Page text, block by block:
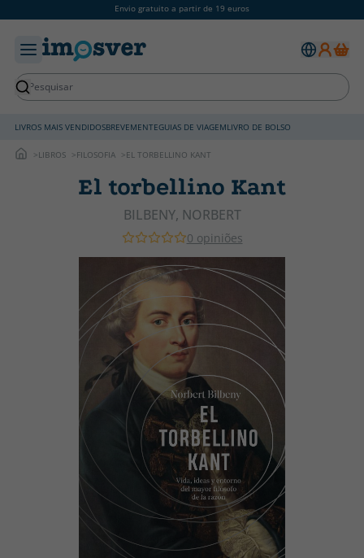
Envio gratuito a partir de 19 euros
LIVROS MAIS VENDIDOSBREVEMENTEGUIAS DE VIAGEMLIVRO DE BOLSO
LIBROS FILOSOFIA EL TORBELLINO KANT
El torbellino Kant
BILBENY, NORBERT
0 opiniões